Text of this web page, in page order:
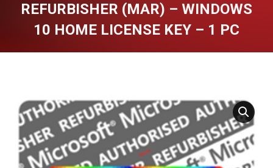
REFURBISHER (MAR) – WINDOWS
10 HOME LICENSE KEY – 1 PC